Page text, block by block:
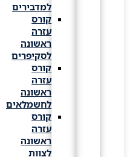
למדבירים
קורס
עזרה
ראשונה
לסקיפרים
קורס
עזרה
ראשונה
לחשמלאים
קורס
עזרה
ראשונה
לצוות